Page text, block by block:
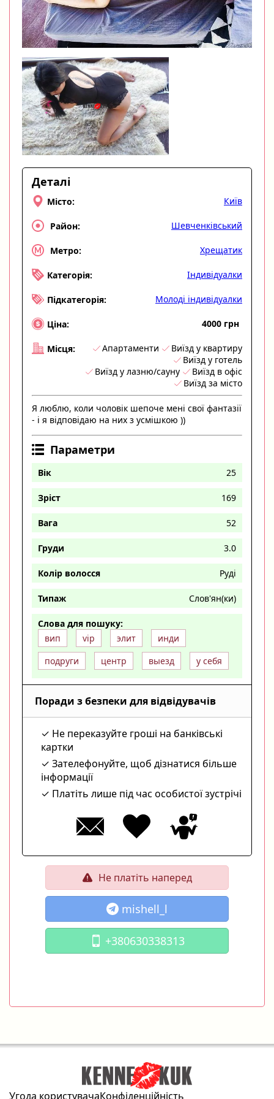
Деталі
Місто: Київ
Район: Шевченківський
Метро: Хрещатик
Категорія: Індивідуалки
Підкатегорія: Молоді індивідуалки
Ціна: 4000 грн
Місця: Апартаменти
Виїзд у квартиру
Виїзд у готель
Виїзд у лазню/сауну
Виїзд в офіс
Виїзд за місто
Я люблю, коли чоловік шепоче мені свої фантазії
- і я відповідаю на них з усмішкою ))
Параметри
Вік 25
Зріст 169
Вага 52
Груди 3.0
Колір волосся Руді
Типаж Слов'ян(ки)
Слова для пошуку:
вип
vip элит
инди
подруги
центр выезд у себя
Поради з безпеки для відвідувачів
Не переказуйте гроші на банківські
картки
Зателефонуйте, щоб дізнатися більше
інформації
Платіть лише під час особистої зустрічі
Не платіть наперед
mishell_l
+380630338313
Угода користувачаКонфіденційність